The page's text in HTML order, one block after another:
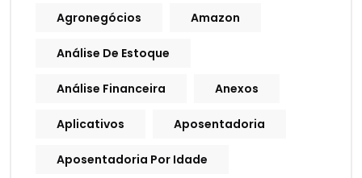
Agronegócios Amazon
Análise De Estoque
Análise Financeira Anexos
Aplicativos Aposentadoria
Aposentadoria Por Idade